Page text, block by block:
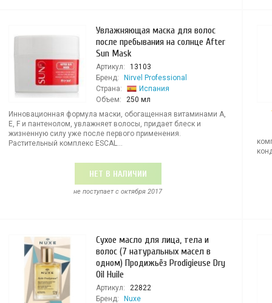
Увлажняющая маска для волос
после пребывания на солнце After
Sun Mask
Артикул:
13103
Бренд:
Nirvel Professional
Страна:
Испания
Объем:
250 мл
Инновационная формула маски, обогащенная витаминами A,
E, F и пантенолом, увлажняет волосы, придает блеск и
жизненную силу уже после первого применения.
Растительный комплекс ESCAL...
НЕТ В НАЛИЧИИ
не поступает c октября 2017
Сухое масло для лица, тела и
волос (7 натуральных масел в
одном) Продижьёз Prodigieuse Dry
Oil Huile
Артикул:
22822
Бренд:
Nuxe